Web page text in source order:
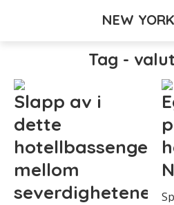
NEW
Tag -
Slapp av i
dette
hotellbassenget
mellom
severdighetene